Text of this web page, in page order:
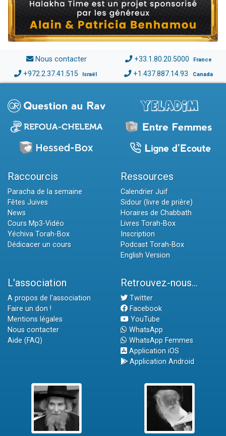
Nous contacter +33.1.80.20.5000 France
+972.2.37.41.515 Israël +1.437.887.14.93 Canada
Raccourcis
Paracha de la semaine
Fêtes Juives
News
Cours Mp3-Vidéo
Yéchiva Torah-Box
Dédicacer un cours
Ressources
Calendrier Juif
Sidour (livre de prière)
Horaires de Chabbath
Livres Torah-Box
Inscription
Podcast Torah-Box
English Version
L'association
A propos de l'association
Faire un don !
Mentions légales
Nous contacter
Aide (FAQ)
Retrouvez-nous...
Twitter
Facebook
YouTube
WhatsApp
WhatsApp Femmes
Application iOS
Application Android